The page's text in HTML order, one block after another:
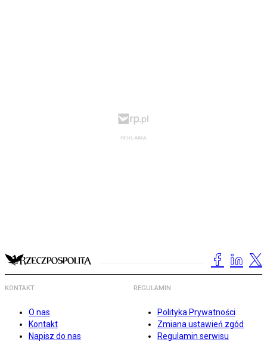
KONTAKT
O nas
Kontakt
Napisz do nas
REGULAMIN
Polityka Prywatności
Zmiana ustawień zgód
Regulamin serwisu